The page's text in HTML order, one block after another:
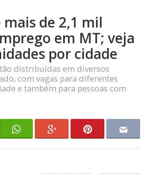
de 2,1 mil
em MT; veja
por cidade
distribuídas em diversos
com vagas para diferentes
e também para pessoas com